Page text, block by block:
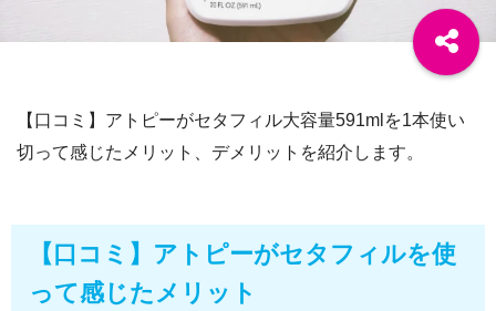
【口コミ】アトピーがセタフィル大容量591mlを1本使い
切って感じたメリット、デメリットを紹介します。
【口コミ】アトピーがセタフィルを使
って感じたメリット